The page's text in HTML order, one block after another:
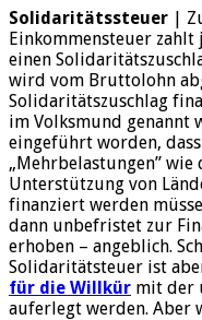
Solidaritätssteuer |
Einkommensteuer
einen
wird vom Bruttolohn
Solidaritätszuschlag
im Volksmund genannt
eingeführt worden,
„Mehrbelastungen”
Unterstützung von
finanziert werden
dann unbefristet zur
erhoben – angeblich.
Solidaritätsteuer ist
für die Willkür mit der
auferlegt werden. Aber